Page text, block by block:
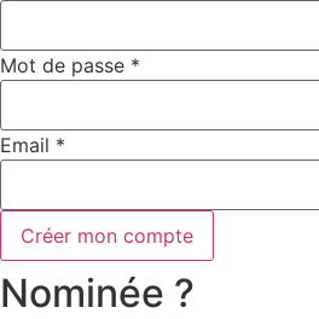
Mot de passe *
Email *
Créer mon compte
Nominée ?